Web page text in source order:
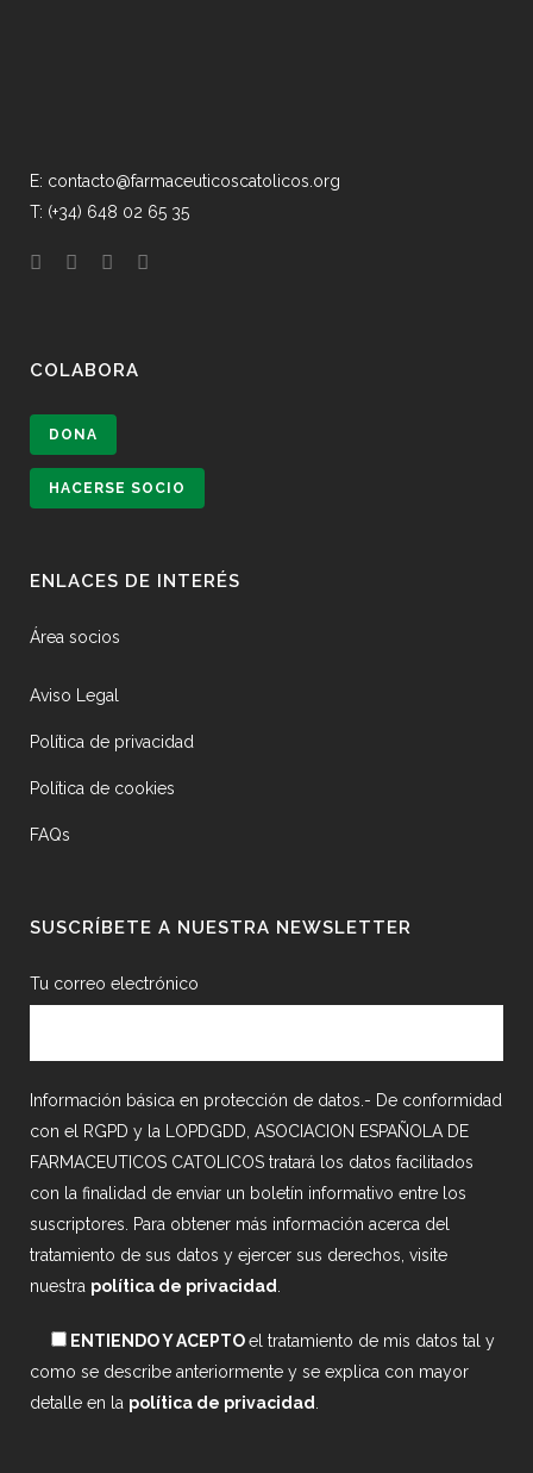
E: contacto@farmaceuticoscatolicos.org
T: (+34) 648 02 65 35
COLABORA
DONA
HACERSE SOCIO
ENLACES DE INTERÉS
Área socios
Aviso Legal
Política de privacidad
Política de cookies
FAQs
SUSCRÍBETE A NUESTRA NEWSLETTER
Tu correo electrónico
Información básica en protección de datos.- De conformidad
con el RGPD y la LOPDGDD, ASOCIACION ESPAÑOLA DE
FARMACEUTICOS CATOLICOS tratará los datos facilitados
con la finalidad de enviar un boletín informativo entre los
suscriptores. Para obtener más información acerca del
tratamiento de sus datos y ejercer sus derechos, visite
nuestra política de privacidad
ENTIENDO Y ACEPTOel tratamiento de mis datos tal y
como se describe anteriormente y se explica con mayor
detalle en la política de privacidad